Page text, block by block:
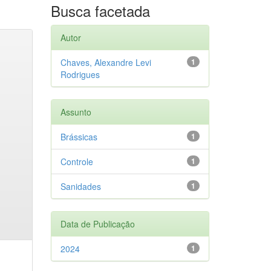
Busca facetada
Autor
1
Chaves, Alexandre Levi
Rodrigues
Assunto
1
Brássicas
1
Controle
1
Sanidades
Data de Publicação
1
2024